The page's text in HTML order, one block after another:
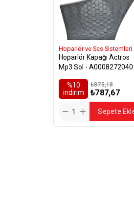
Hoparlör ve Ses Sistemleri
Hoparlör Kapağı Actros
Mp3 Sol - A0008272040
%10
i̇ndirim
₺787,67
₺875,18
Sepete